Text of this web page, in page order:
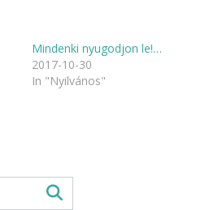
Mindenki nyugodjon le!…
2017-10-30
In "Nyilvános"